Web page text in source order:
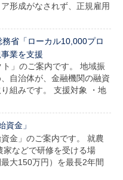
形成がなされず、正規雇用
務省「ローカル10,000プロ
業を支援
」のご案内です。 地域振
自治体が、金融機関の融資
組みです。 支援対象 ・地
資金」
金」のご案内です。 就農
などで研修を受ける場
大150万円）を最長2年間